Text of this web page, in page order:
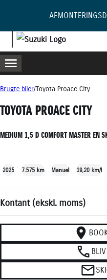
MENU
Brugte biler Toyota Proace City
TOYOTA PROACE CITY
MEDIUM 1,5 D COMFORT MASTER EN
2025 7.575 km Manuel 19,20 km/l
Kontant (ekskl. moms)